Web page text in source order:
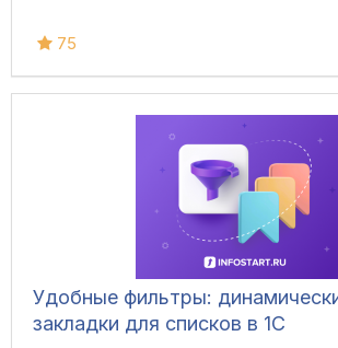
75
Удобные фильтры:
закладки для списков в 1С